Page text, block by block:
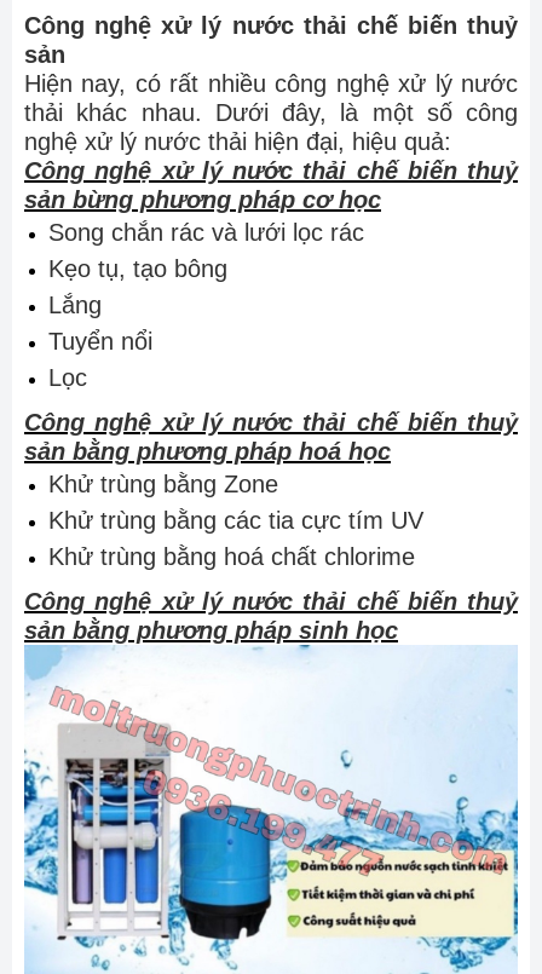
Công nghệ xử lý nước thải chế biến thuỷ
sản
Hiện nay, có rất nhiều công nghệ xử lý nước
thải khác nhau. Dưới đây, là một số công
nghệ xử lý nước thải hiện đại, hiệu quả:
Công nghệ xử lý nước thải chế biến thuỷ
sản bừng phương pháp cơ học
Song chắn rác và lưới lọc rác
Kẹo tụ, tạo bông
Lắng
Tuyển nổi
Lọc
Công nghệ xử lý nước thải chế biến thuỷ
sản bằng phương pháp hoá học
Khử trùng bằng Zone
Khử trùng bằng các tia cực tím UV
Khử trùng bằng hoá chất chlorime
Công nghệ xử lý nước thải chế biến thuỷ
sản bằng phương pháp sinh học